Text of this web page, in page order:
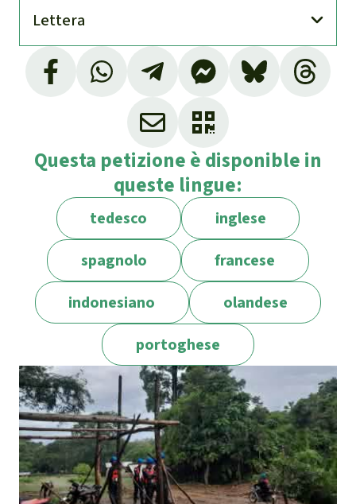
Lettera
Questa petizione è disponible in
queste lingue:
tedesco
inglese
spagnolo
francese
indonesiano
olandese
portoghese